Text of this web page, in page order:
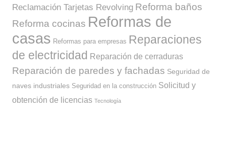
Reclamación Tarjetas Revolving Reforma baños
Reforma cocinas Reformas de
casas Reformas para empresas Reparaciones
de electricidad Reparación de cerraduras
Reparación de paredes y fachadas Seguridad de
naves industriales Seguridad en la construcción Solicitud y
obtención de licencias Tecnología